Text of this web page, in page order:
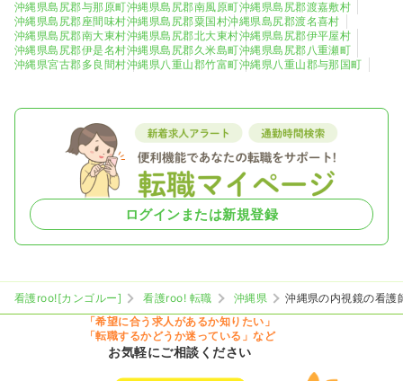
島尻郡座間味村 0 島尻郡粟国村 0
島尻郡渡名喜村 0 島尻郡南大東村 0
島尻郡伊是名村 0 島尻郡久米島町 0
島尻郡八重瀬町 2 宮古郡多良間村 0
八重山郡竹富町 0
八重山郡与那国町
沖縄県島尻郡与那原町沖縄県島尻郡南風原町沖縄県島尻郡渡嘉敷村
沖縄県島尻郡座間味村沖縄県島尻郡粟国村沖縄県島尻郡渡名喜村
沖縄県島尻郡南大東村沖縄県島尻郡北大東村沖縄県島尻郡伊平屋村
沖縄県島尻郡伊是名村沖縄県島尻郡久米島町沖縄県島尻郡八重瀬町
沖縄県宮古郡多良間村沖縄県八重山郡竹富町沖縄県八重山郡与那国町
ログインまたは新規登録
看護roo![カンゴルー] 看護roo! 転職 沖縄県
沖縄県の内視鏡の看護
「希望に合う求人があるか知りたい」
「転職するかどうか迷っている」など
お気軽にご相談ください